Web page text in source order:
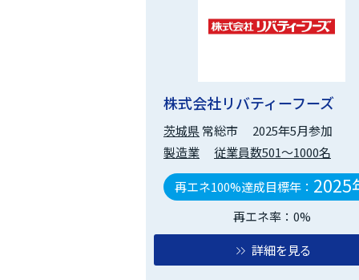
株式会社リバティーフーズ
茨城県常総市
2025年5月参加
製造業
従業員数501～1000名
再エネ100%達成目標年： 2025
再エネ率：0%
詳細を見る